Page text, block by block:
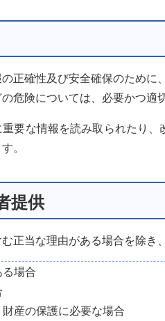
正確性及び安全確保のため
危険については、必要かつ適
要な情報を読み取られたり
。
提供
正当な理由がある場合を除き
場合
産の保護に必要な場合